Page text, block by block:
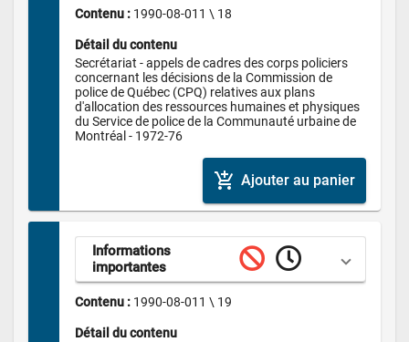
Contenu : 1990-08-011 \ 18
Détail du contenu
Secrétariat - appels de cadres des corps policiers
concernant les décisions de la Commission de
police de Québec (CPQ) relatives aux plans
d'allocation des ressources humaines et physiques
du Service de police de la Communauté urbaine de
Montréal - 1972-76
add_shopping_cart Ajouter au panier
Informations
importantes
Contenu : 1990-08-011 \ 19
Détail du contenu